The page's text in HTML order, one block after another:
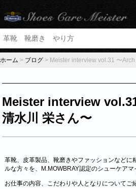
ホーム > ブログ >
Meister interview
清水川 栄さん〜
革靴、皮革製品、靴磨きやファッションなどに
ルな方々を、M.MOWBRAY認定のシューケアマ
お仕事の内容、こだわりや人となりについてご